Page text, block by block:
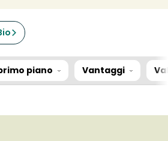
piano Vantaggi